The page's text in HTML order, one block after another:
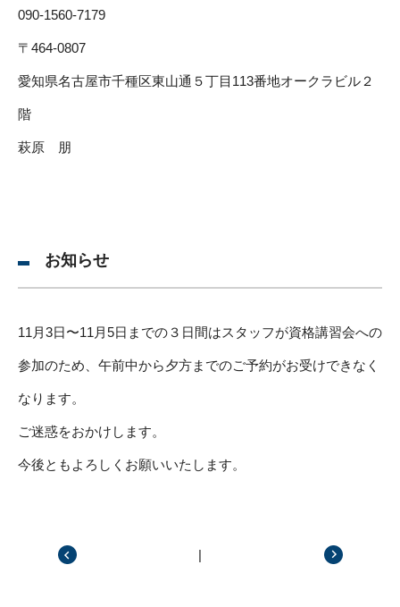
090-1560-7179
〒464-0807
愛知県名古屋市千種区東山通５丁目113番地オークラビル２
階
萩原 朋
お知らせ
11月3日〜11月5日までの３日間はスタッフが資格講習会への
参加のため、午前中から夕方までのご予約がお受けできなく
なります。
ご迷惑をおかけします。
今後ともよろしくお願いいたします。
|